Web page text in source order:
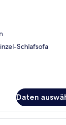
Schlafsofa
Daten